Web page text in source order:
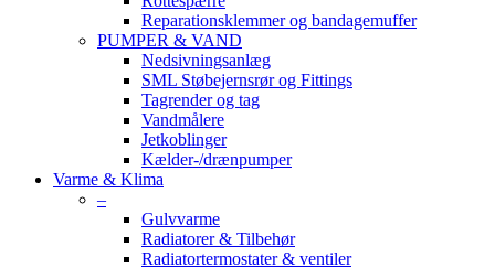
Reparationsklemmer og bandagemuffer
PUMPER & VAND
Nedsivningsanlæg
SML Støbejernsrør og Fittings
Tagrender og tag
Vandmålere
Jetkoblinger
Kælder-/drænpumper
Varme & Klima
–
Gulvvarme
Radiatorer & Tilbehør
Radiatortermostater & ventiler